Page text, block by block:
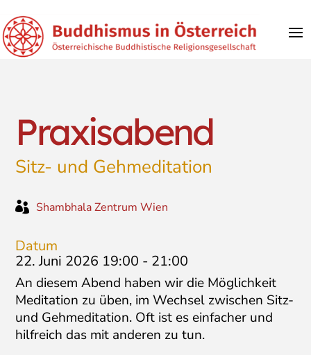
Praxisabend
Sitz- und Gehmeditation
 Shambhala Zentrum Wien
Datum
22. Juni 2026 19:00 - 21:00
An diesem Abend haben wir die Möglichkeit
Meditation zu üben, im Wechsel zwischen Sitz-
und Gehmeditation. Oft ist es einfacher und
hilfreich das mit anderen zu tun.